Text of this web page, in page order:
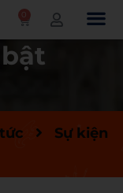
0
Sự kiện